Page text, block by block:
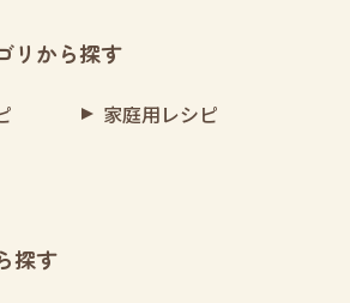
リから探す
家庭用レシピ
探す